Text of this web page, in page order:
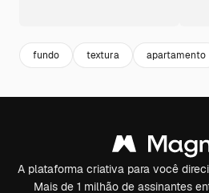
fundo textura apartamento
A plataforma criativa para você
Mais de 1 milhão de assinantes